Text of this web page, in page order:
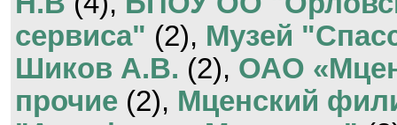
сервиса" (2), Музей
Шиков А.В. (2), ОАО
прочие (2), Мценский